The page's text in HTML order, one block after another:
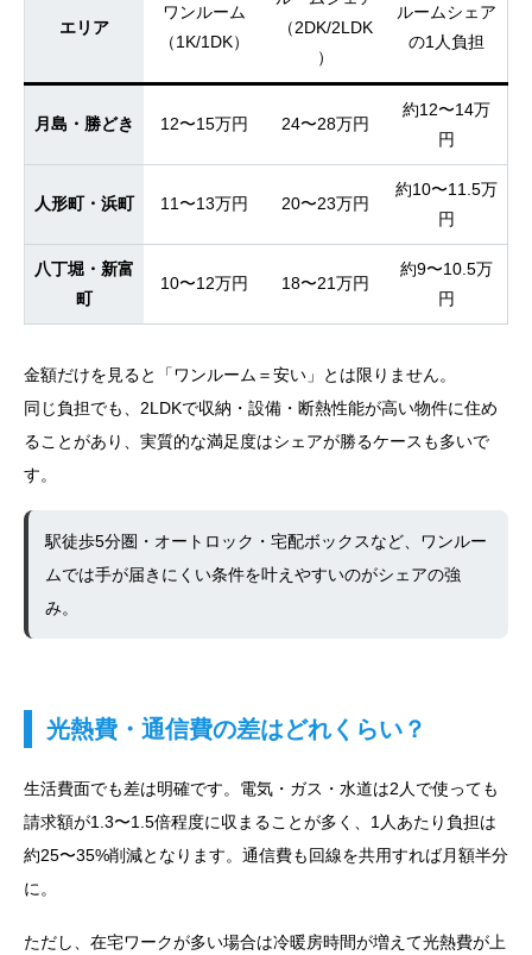
エリア
ワンルーム
（1K/1DK）
（2DK/2LDK
）
ルームシェア
の1人負担
月島・勝どき 12〜15万円 24〜28万円
約12〜14万
円
人形町・浜町 11〜13万円 20〜23万円
約10〜11.5万
円
八丁堀・新富
町
10〜12万円 18〜21万円
約9〜10.5万
円
金額だけを見ると「ワンルーム＝安い」とは限りません。
同じ負担でも、2LDKで収納・設備・断熱性能が高い物件に住め
ることがあり、実質的な満足度はシェアが勝るケースも多いで
す。
駅徒歩5分圏・オートロック・宅配ボックスなど、ワンルー
ムでは手が届きにくい条件を叶えやすいのがシェアの強
み。
光熱費・通信費の差はどれくらい？
生活費面でも差は明確です。電気・ガス・水道は2人で使っても
請求額が1.3〜1.5倍程度に収まることが多く、1人あたり負担は
約25〜35%削減となります。通信費も回線を共用すれば月額半分
に。
ただし、在宅ワークが多い場合は冷暖房時間が増えて光熱費が上